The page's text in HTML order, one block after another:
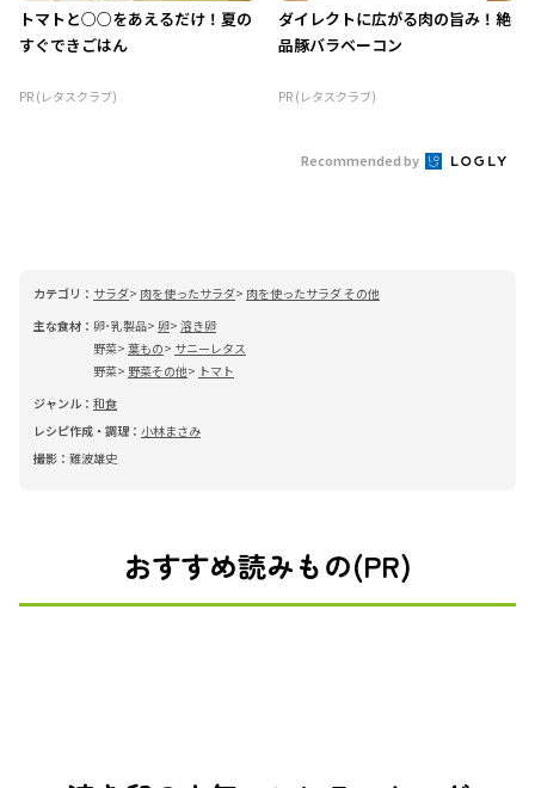
トマトと○○をあえるだけ！夏の
すぐできごはん
PR (レタスクラブ)
ダイレクトに広がる肉の旨み！絶
品豚バラベーコン
PR (レタスクラブ)
Recommended by
カテゴリ： サラダ 肉を使ったサラダ
肉を使ったサラダ その他
主な食材： 卵･乳製品 卵 溶き卵
野菜 葉もの
サニーレタス
野菜
野菜その他
トマト
ジャンル： 和食
レシピ作成・調理： 小林まさみ
撮影： 難波雄史
おすすめ読みもの(PR)